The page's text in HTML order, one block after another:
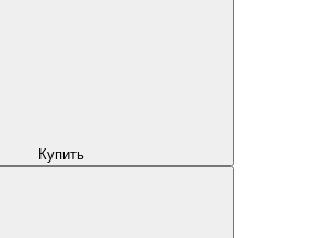
Купить